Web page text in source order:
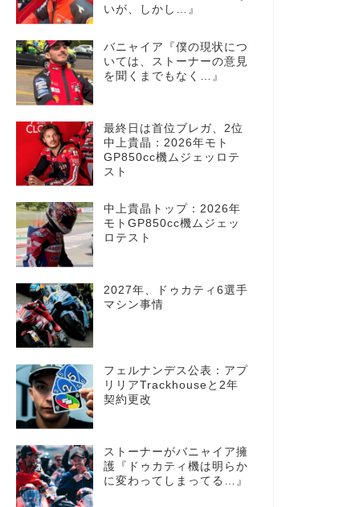
いが、しかし…』
バニャイア『僕の現状につ
いては、ストーナーの意見
を聞くまでもなく…』
最終日は首位ブレガ、2位
中上貴晶：2026年モト
GP850cc機ムジェッロテ
スト
中上貴晶トップ：2026年
モトGP850cc機ムジェッ
ロテスト
2027年、ドゥカティ6選手
マシン事情
フェルナンデス公表：アプ
リリアTrackhouseと2年
契約更改
ストーナーがバニャイア擁
護『ドゥカティ機は明らか
に変わってしまってる…』